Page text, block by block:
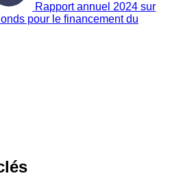
Rapport annuel 2024 sur
pour le financement du